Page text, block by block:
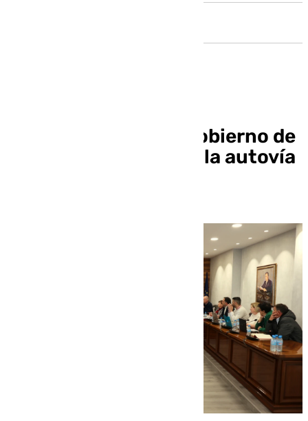
Torrox solicitará al Gobierno de
España una salida de la autovía